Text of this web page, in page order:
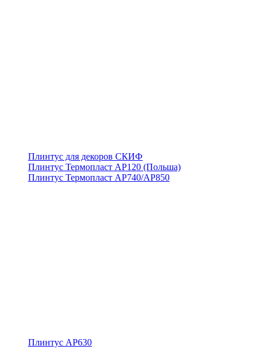
Плинтус для декоров СКИФ
Плинтус Термопласт АР120 (Польша)
Плинтус Термопласт АР740/АР850
Плинтус АР630